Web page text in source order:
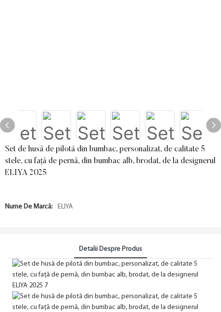
Set de husă de pilotă din bumbac, personalizat, de calitate 5
stele, cu față de pernă, din bumbac alb, brodat, de la designerul
ELIYA 2025
Nume De Marcă: ELIYA
Detalii Despre Produs